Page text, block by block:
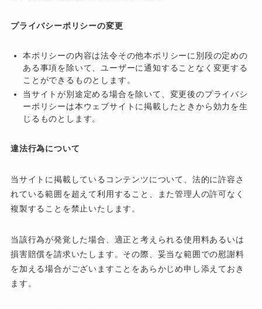
プライバシーポリシーの変更
本ポリシーの内容は法令その他本ポリシーに別段の定めの
ある事項を除いて、ユーザーに通知することなく変更する
ことができるものとします。
当サイトが別途定める場合を除いて、変更後のプライバシ
ーポリシーは本ウェブサイトに掲載したときから効力を生
じるものとします。
違法行為について
当サイトに掲載しているコンテンツについて、法的に許容さ
れている範囲を超えて利用すること、また管理人の許可なく
複製することを禁止いたします。
当該行為が発覚した場合、適正と考えられる使用料あるいは
損害賠償を請求いたします。その際、妥当な範囲での慰謝料
を加える場合がございますことをあらかじめ申し添えておき
ます。